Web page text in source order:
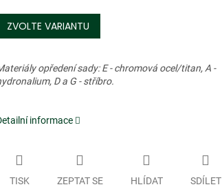
cena:
ZVOLTE VARIANTU
opředení sady: E - chromová ocel/titan, A -
D a G - stříbro.
informace
TISK ZEPTAT SE HLÍDAT SDÍLET